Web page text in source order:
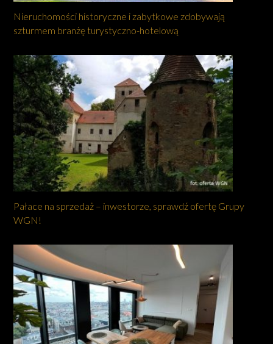
Nieruchomości historyczne i zabytkowe zdobywają
szturmem branżę turystyczno-hotelową
Pałace na sprzedaż – inwestorze, sprawdź ofertę Grupy
WGN!